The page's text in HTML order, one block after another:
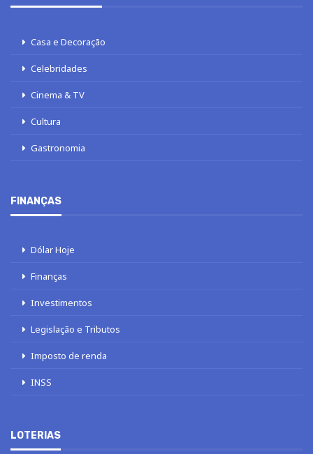
Casa e Decoração
Celebridades
Cinema & TV
Cultura
Gastronomia
FINANÇAS
Dólar Hoje
Finanças
Investimentos
Legislação e Tributos
Imposto de renda
INSS
LOTERIAS